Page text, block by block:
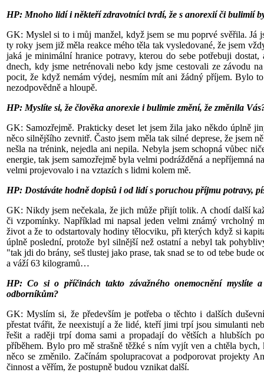
HP: Mnoho lidí i někteří zdravotníci tvrdí, že s anorexií či bulimií
GK: Myslel si to i můj manžel, když jsem se mu poprvé svěřila. Já
ty roky jsem již měla reakce mého těla tak vysledované, že jsem
jaká je minimální hranice potravy, kterou do sebe potřebuji
dnech, kdy jsme netrénovali nebo kdy jsme cestovali ze závodu
pocit, že když nemám výdej, nesmím mít ani žádný příjem. Bylo
nezodpovědně a hloupě.
HP: Myslíte si, že člověka anorexie i bulimie změní, že změnila
GK: Samozřejmě. Prakticky deset let jsem žila jako někdo úplně
něco silnějšího zevnitř. Často jsem měla tak silné deprese, že jsem
nešla na trénink, nejedla ani nepila. Nebyla jsem schopná vůbec
energie, tak jsem samozřejmě byla velmi podrážděná a nepříjemná
velmi projevovalo i na vztazích s lidmi kolem mě.
HP: Dostáváte hodně dopisů i od lidí s poruchou příjmu potravy,
GK: Nikdy jsem nečekala, že jich může přijít tolik. A chodí další
či vzpomínky. Například mi napsal jeden velmi známý vrcholný
život a že to odstartovaly hodiny tělocviku, při kterých když si
úplně poslední, protože byl silnější než ostatní a nebyl tak
"tak jdi do brány, seš tlustej jako prase, tak snad se to od tebe
a váží 63 kilogramů…
HP: Co si o příčinách takto závažného onemocnění myslíte
odborníkům?
GK: Myslím si, že především je potřeba o těchto i dalších
přestat tvářit, že neexistují a že lidé, kteří jimi trpí jsou simulanti
řešit a raději trpí doma sami a propadají do větších a hlubších
příběhem. Bylo pro mě strašně těžké s ním vyjít ven a chtěla
něco se změnilo. Začínám spolupracovat a podporovat projekty
činnost a věřím, že postupně budou vznikat další.